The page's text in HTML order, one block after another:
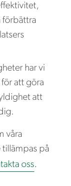
förbättra
har vi
att göra
att
våra
på
oss.